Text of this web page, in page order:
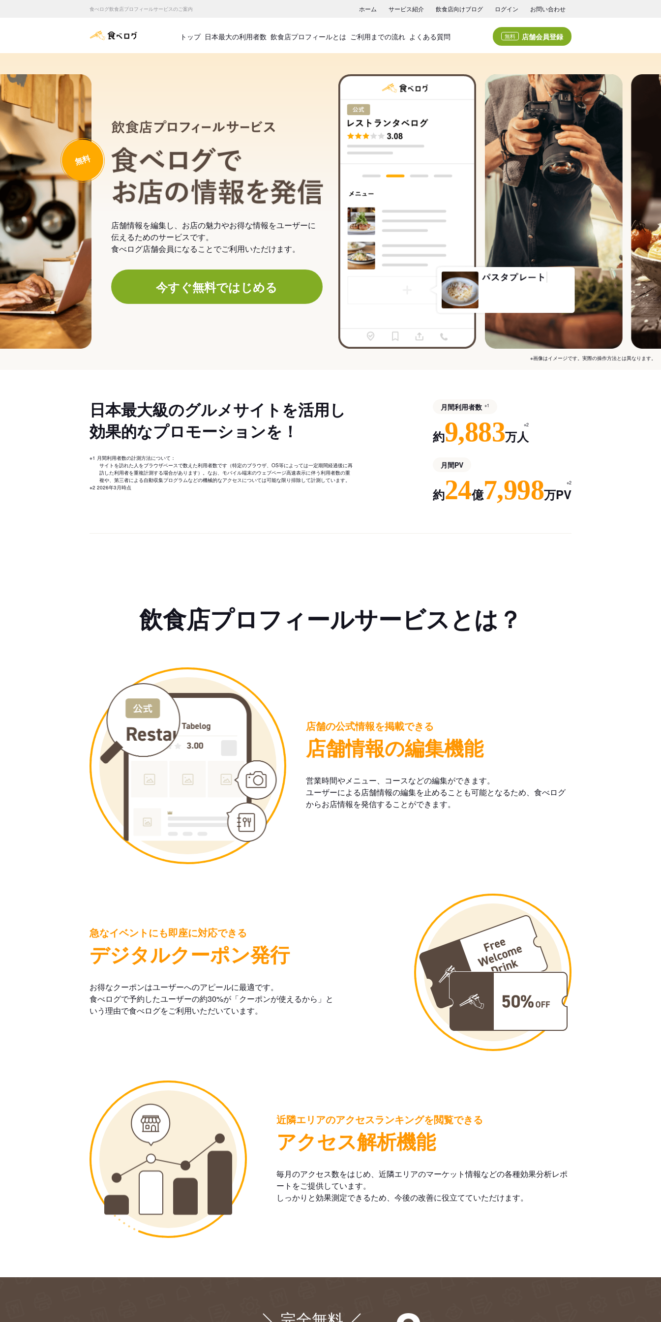
食べログ飲食店プロフィールサービスのご案内 ホーム サービス紹介 飲食店向けブログ ログイン お問い合わせ
食べログ店舗管理画面
トップ 日本最大の利用者数 飲食店プロフィールとは ご利用までの流れ よくある質問 無料 店舗会員登録
飲食店プロフィールサービス
食べログでお店の情報を発信
無料
店舗情報を編集し、お店の魅力やお得な情報をユーザーに
伝えるためのサービスです。
食べログ店舗会員になることでご利用いただけます。
今すぐ無料ではじめる
※画像はイメージです。実際の操作方法とは異なります。
日本最大級のグルメサイトを活用し
効果的なプロモーションを！
※1 月間利用者数の計測方法について：
サイトを訪れた人をブラウザベースで数えた利用者数です（特定のブラウザ、OS等によっては一定期間経過後に再
訪した利用者を重複計測する場合があります）。なお、モバイル端末のウェブページ高速表示に伴う利用者数の重
複や、第三者による自動収集プログラムなどの機械的なアクセスについては可能な限り排除して計測しています。
※2 2026年3月時点
月間利用者数 ※1
約9,883万人
※2
月間PV
約24億7,998万PV
※2
飲食店プロフィールサービスとは？
店舗の公式情報を掲載できる
店舗情報の編集機能
営業時間やメニュー、コースなどの編集ができます。
ユーザーによる店舗情報の編集を止めることも可能となるため、食べログ
からお店情報を発信することができます。
急なイベントにも即座に対応できる
デジタルクーポン発行
お得なクーポンはユーザーへのアピールに最適です。
食べログで予約したユーザーの約30%が「クーポンが使えるから」と
いう理由で食べログをご利用いただいています。
近隣エリアのアクセスランキングを閲覧できる
アクセス解析機能
毎月のアクセス数をはじめ、近隣エリアのマーケット情報などの各種効果分析レポ
ートをご提供しています。
しっかりと効果測定できるため、今後の改善に役立てていただけます。